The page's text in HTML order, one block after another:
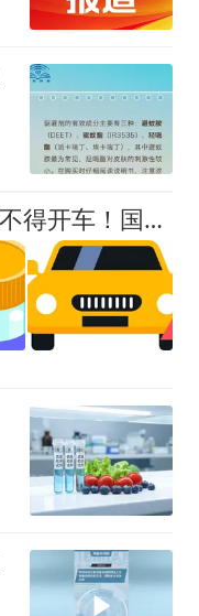
注意！服用这种药物期间不得开车！国家药监局发布新规→